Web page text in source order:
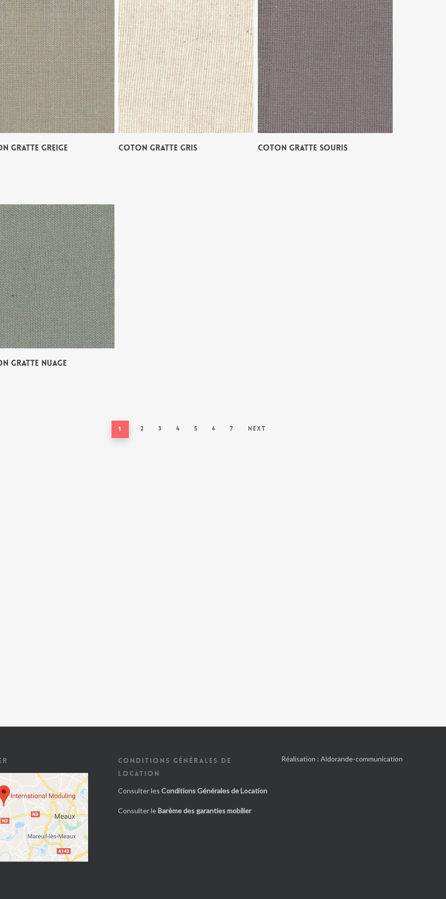
GRATTE GREIGE COTON GRATTE GRIS COTON GRATTE SOURIS
GRATTE NUAGE
1 2 3 4 5 6 7 Next
CONDITIONS GÉNÉRALES DE
LOCATION
Consulter les Conditions Générales de Location
Consulter leBarème des garanties mobilier
Réalisation :Aldorande-communication